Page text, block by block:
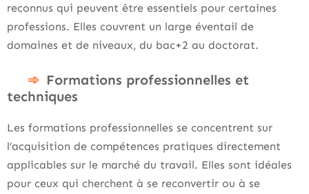
reconnus qui peuvent être essentiels pour certaines
professions. Elles couvrent un large éventail de
domaines et de niveaux, du bac+2 au doctorat.
Formations professionnelles et
techniques
Les formations professionnelles se concentrent sur
l’acquisition de compétences pratiques directement
applicables sur le marché du travail. Elles sont idéales
pour ceux qui cherchent à se reconvertir ou à se